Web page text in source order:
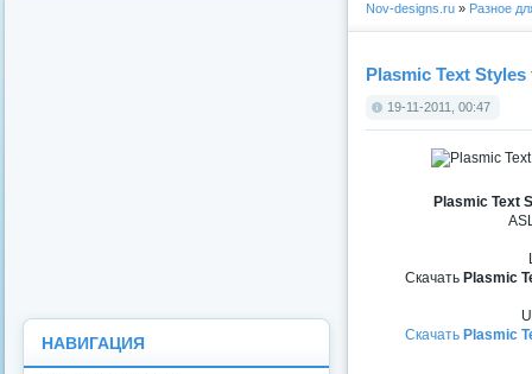
Nov-designs.ru » Разное
Plasmic Text
19-11-2011, 00:47
Plasmic Text
Скачать Plasmic
Скачать Plasmic
НАВИГАЦИЯ